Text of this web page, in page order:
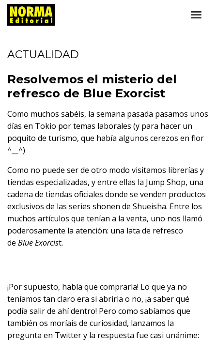
ACTUALIDAD
Resolvemos el misterio del
refresco de Blue Exorcist
Como muchos sabéis, la semana pasada pasamos unos
días en Tokio por temas laborales (y para hacer un
poquito de turismo, que había algunos cerezos en flor
^__^)
Como no puede ser de otro modo visitamos librerías y
tiendas especializadas, y entre ellas la Jump Shop, una
cadena de tiendas oficiales donde se venden productos
exclusivos de las series shonen de Shueisha. Entre los
muchos artículos que tenían a la venta, uno nos llamó
poderosamente la atención: una lata de refresco
de Blue Exorcist.
¡Por supuesto, había que comprarla! Lo que ya no
teníamos tan claro era si abrirla o no, ¡a saber qué
podía salir de ahí dentro! Pero como sabíamos que
también os moríais de curiosidad, lanzamos la
pregunta en Twitter y la respuesta fue casi unánime: